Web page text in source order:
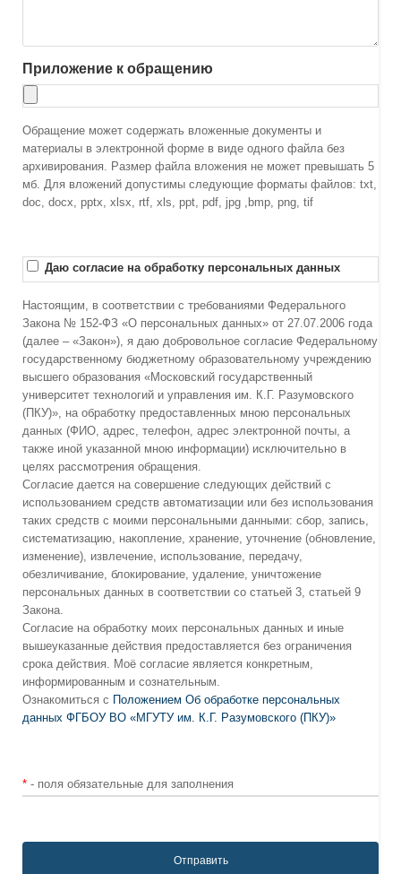
Приложение к обращению
Обращение может содержать вложенные документы и
материалы в электронной форме в виде одного файла без
архивирования. Размер файла вложения не может превышать 5
мб. Для вложений допустимы следующие форматы файлов: txt,
doc, docx, pptx, xlsx, rtf, xls, ppt, pdf, jpg ,bmp, png, tif
Даю согласие на обработку персональных данных
Настоящим, в соответствии с требованиями Федерального
Закона № 152-ФЗ «О персональных данных» от 27.07.2006 года
(далее – «Закон»), я даю добровольное согласие Федеральному
государственному бюджетному образовательному учреждению
высшего образования «Московский государственный
университет технологий и управления им. К.Г. Разумовского
(ПКУ)», на обработку предоставленных мною персональных
данных (ФИО, адрес, телефон, адрес электронной почты, а
также иной указанной мною информации) исключительно в
целях рассмотрения обращения.
Согласие дается на совершение следующих действий с
использованием средств автоматизации или без использования
таких средств с моими персональными данными: сбор, запись,
систематизацию, накопление, хранение, уточнение (обновление,
изменение), извлечение, использование, передачу,
обезличивание, блокирование, удаление, уничтожение
персональных данных в соответствии со статьей 3, статьей 9
Закона.
Согласие на обработку моих персональных данных и иные
вышеуказанные действия предоставляется без ограничения
срока действия. Моё согласие является конкретным,
информированным и сознательным.
Ознакомиться с Положением Об обработке персональных
данных ФГБОУ ВО «МГУТУ им. К.Г. Разумовского (ПКУ)»
* - поля обязательные для заполнения